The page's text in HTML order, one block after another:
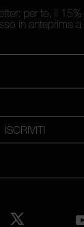
per te, il
in anteprima
ISCRIVITI